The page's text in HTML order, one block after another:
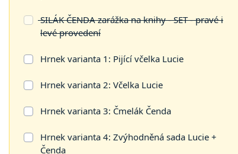
SILÁK ČENDA zarážka na knihy - SET - pravé i
levé provedení
Hrnek varianta 1: Pijící včelka Lucie
Hrnek varianta 2: Včelka Lucie
Hrnek varianta 3: Čmelák Čenda
Hrnek varianta 4: Zvýhodněná sada Lucie +
Čenda